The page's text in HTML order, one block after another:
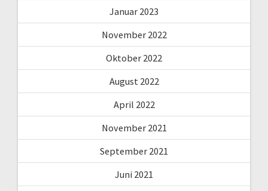
Januar 2023
November 2022
Oktober 2022
August 2022
April 2022
November 2021
September 2021
Juni 2021